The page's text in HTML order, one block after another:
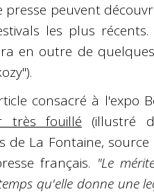
peuvent
les plus
en outre de
consacré à l'expo
très fouillé (illustré
de La Fontaine,
français. "Le
qu'elle donne une